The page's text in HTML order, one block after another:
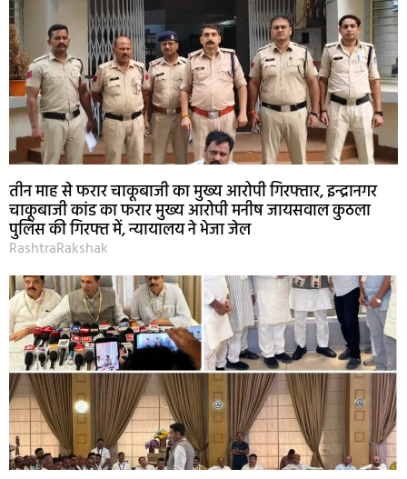
तीन माह से फरार चाकूबाजी का मुख्य आरोपी गिरफ्तार, इन्द्रानगर
चाकूबाजी कांड का फरार मुख्य आरोपी मनीष जायसवाल कुठला
पुलिस की गिरफ्त में, न्यायालय ने भेजा जेल
RashtraRakshak